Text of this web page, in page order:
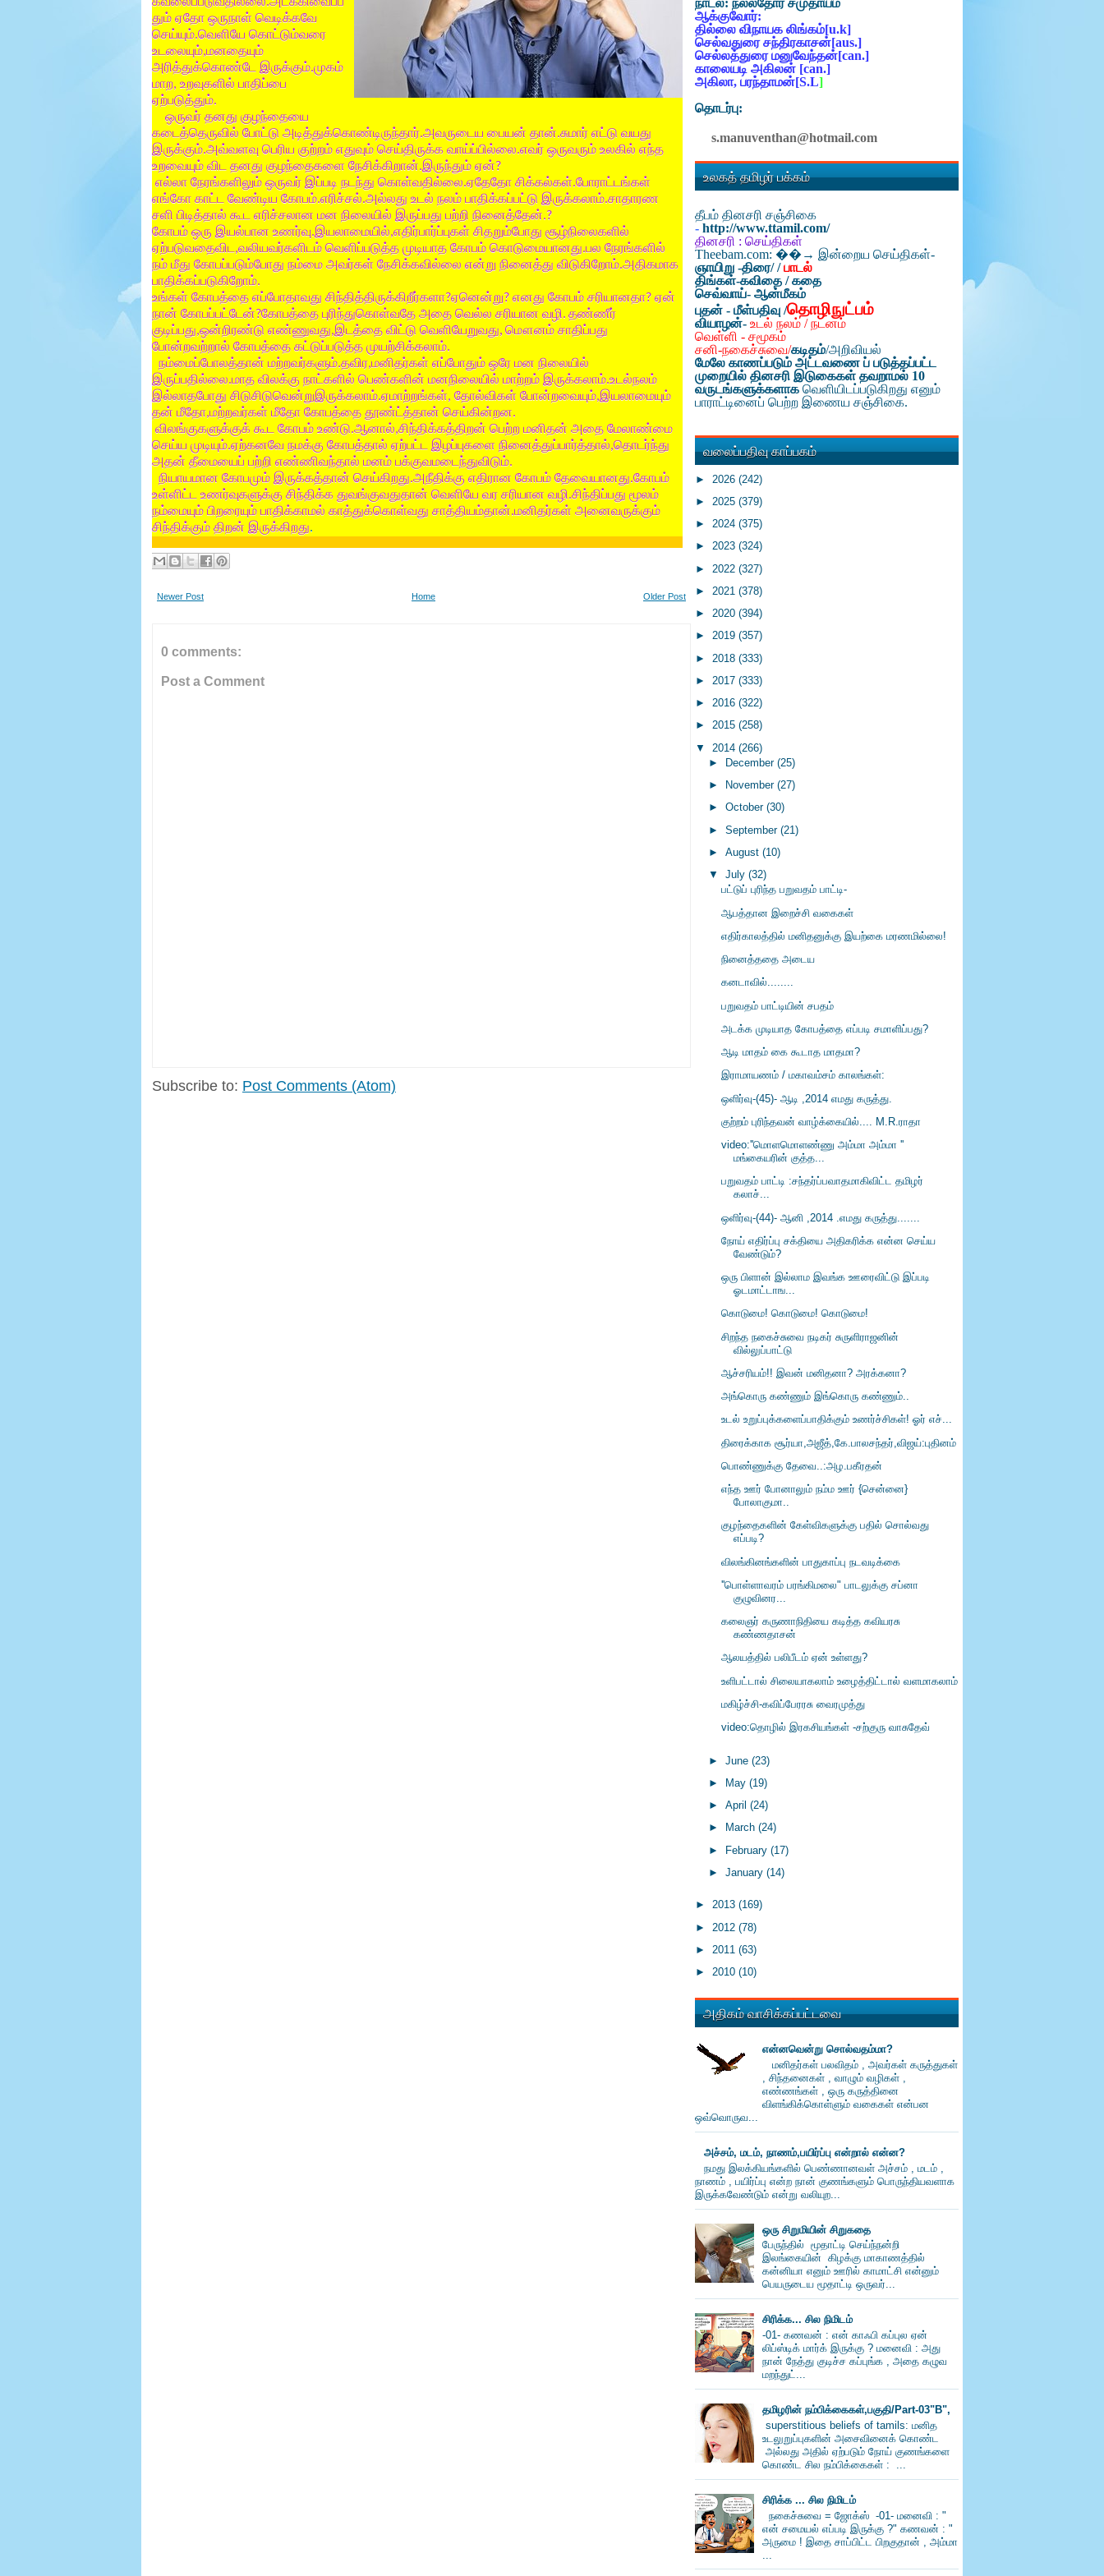
தும் ஏதோ ஒருநாள் வெடிக்கவே
செய்யும்.வெளியே கொட்டும்வரை
உடலையும்,மனதையும்
அரித்துக்கொண்டே
இருக்கும்.முகம்
மாற, உறவுகளில் பாதிப்பை
ஏற்படுத்தும்.
ஒருவர் தனது குழந்தையை
கடைத்தெருவில் போட்டு அடித்துக்கொண்டிருந்தார்.அவருடைய பையன் தான்.சுமார் எட்டு வயது
இருக்கும்.அவ்வளவு பெரிய குற்றம் எதுவும் செய்திருக்க வாய்ப்பில்லை.எவர் ஒருவரும் உலகில் எந்த
உறவையும் விட தனது குழந்தைகளை நேசிக்கிறான்.இருந்தும் ஏன்?
எல்லா நேரங்களிலும் ஒருவர் இப்படி நடந்து கொள்வதில்லை.ஏதேதோ சிக்கல்கள்.போராட்டங்கள்
எங்கோ காட்ட வேண்டிய கோபம்.எரிச்சல்.அல்லது உடல் நலம் பாதிக்கப்பட்டு இருக்கலாம்.சாதாரண
சளி பிடித்தால் கூட எரிச்சலான மன நிலையில் இருப்பது பற்றி நினைத்தேன்.?
கோபம் ஒரு இயல்பான உணர்வு.இயலாமையில்,எதிர்பார்ப்புகள் சிதறும்போது சூழ்நிலைகளில்
ஏற்படுவதைவிட ,வலியவர்களிடம் வெளிப்படுத்த முடியாத கோபம் கொடுமையானது.பல நேரங்களில்
நம் மீது கோபப்படும்போது நம்மை அவர்கள் நேசிக்கவில்லை என்று நினைத்து விடுகிறோம்.அதிகமாக
பாதிக்கப்படுகிறோம்.
உங்கள் கோபத்தை எப்போதாவது சிந்தித்திருக்கிறீர்களா?ஏனென்று? எனது கோபம் சரியானதா? ஏன்
நான் கோபப்பட்டேன்?கோபத்தை புரிந்துகொள்வதே அதை வெல்ல சரியான வழி. தண்ணீர்
குடிப்பது,ஒன்றிரண்டு எண்ணுவது,இடத்தை விட்டு வெளியேறுவது, மௌனம் சாதிப்பது
போன்றவற்றால் கோபத்தை கட்டுப்படுத்த முயற்சிக்கலாம்.
நம்மைப்போலத்தான் மற்றவர்களும்.தவிர,மனிதர்கள் எப்போதும் ஒரே மன நிலையில்
இருப்பதில்லை.மாத விலக்கு நாட்களில் பெண்களின் மனநிலையில் மாற்றம் இருக்கலாம்.உடல்நலம்
இல்லாதபோது சிடுசிடுவென்றுஇருக்கலாம்.ஏமாற்றங்கள், தோல்விகள் போன்றவையும்,இயலாமையும்
தன் மீதோ,மற்றவர்கள் மீதோ கோபத்தை தூண்ட்த்தான் செய்கின்றன.
விலங்குகளுக்குக் கூட கோபம் உண்டு.ஆனால்,சிந்திக்கத்திறன் பெற்ற மனிதன் அதை மேலாண்மை
செய்ய முடியும்.ஏற்கனவே நமக்கு கோபத்தால் ஏற்பட்ட இழப்புகளை நினைத்துப்பார்த்தால்,தொடர்ந்து
அதன் தீமையைப் பற்றி எண்ணிவந்தால் மனம் பக்குவமடைந்துவிடும்.
நியாயமான கோபமும் இருக்கத்தான் செய்கிறது.அநீதிக்கு எதிரான கோபம் தேவையானது.கோபம்
உள்ளிட்ட
உணர்வுகளுக்கு சிந்திக்க துவங்குவதுதான் வெளியே வர சரியான வழி.சிந்திப்பது மூலம்
நம்மையும் பிறரையும் பாதிக்காமல் காத்துக்கொள்வது சாத்தியம்தான்.மனிதர்கள் அனைவருக்கும்
சிந்திக்கும் திறன் இருக்கிறது.
Newer Post Older Post
Home
0 comments:
Post a Comment
Subscribe to: Post Comments (Atom)
நாடல்: நல்லதோர் சமுதாயம்
ஆக்குவோர்:
தில்லை விநாயக லிங்கம்[u.k]
செல்வதுரை சந்திரகாசன்[aus.]
செல்லத்துரை மனுவேந்தன்[can.]
காலையடி அகிலன் [can.]
அகிலா, பரந்தாமன்[S.L]
தொடர்பு:
s.manuventhan@hotmail.com
உலகத் தமிழர் பக்கம்
தீபம் தினசரி சஞ்சிகை
- http://www.ttamil.com/
தினசரி : செய்திகள்
Theebam.com: ��→ இன்றைய செய்திகள்-
ஞாயிறு -திரை//பாடல்
திங்கள்-கவிதை / கதை
செவ்வாய்- ஆன்மீகம்
புதன் - மீள்பதிவு /தொழிநுட்பம்
வியாழன்- உடல் நலம் / நடனம்
வெள்ளி - சமூகம்
சனி-நகைச்சுவை/கடிதம்/அறிவியல்
மேலே காணப்படும் அட்டவணை ப் படுத்தப்பட்ட
முறையில் தினசரி இடுகைகள் தவறாமல் 10
வருடங்களுக்களாக வெளியிடப்படுகிறது எனும்
பாராட்டினைப் பெற்ற இணைய சஞ்சிகை.
வலைப்பதிவு காப்பகம்
► 2026 (242)
► 2025 (379)
► 2024 (375)
► 2023 (324)
► 2022 (327)
► 2021 (378)
► 2020 (394)
► 2019 (357)
► 2018 (333)
► 2017 (333)
► 2016 (322)
► 2015 (258)
▼ 2014 (266)
►
December (25)
►
November (27)
► October (30)
► September (21)
► August (10)
▼ July (32)
பட்டுப் புரிந்த பறுவதம் பாட்டி-
ஆபத்தான இறைச்சி வகைகள்
எதிர்காலத்தில் மனிதனுக்கு இயற்கை மரணமில்லை!
நினைத்ததை அடைய
கனடாவில்........
பறுவதம் பாட்டியின் சபதம்
அடக்க முடியாத கோபத்தை எப்படி சமாளிப்பது?
ஆடி மாதம் கை கூடாத மாதமா?
இராமாயணம் / மகாவம்சம் காலங்கள்:
ஒளிர்வு-(45)- ஆடி ,2014 எமது கருத்து.
குற்றம் புரிந்தவன் வாழ்க்கையில்.... M.R.ராதா
video:''மொளமொளண்ணு அம்மா அம்மா ''
மங்கையரின் குத்த...
பறுவதம் பாட்டி :சந்தர்ப்பவாதமாகிவிட்ட தமிழர்
கலாச்...
ஒளிர்வு-(44)- ஆனி ,2014 .எமது கருத்து.......
நோய் எதிர்ப்பு சக்தியை அதிகரிக்க என்ன செய்ய
வேண்டும்?
ஒரு பிளான் இல்லாம இவங்க ஊரைவிட்டு இப்படி
ஓடமாட்டாங...
கொடுமை! கொடுமை! கொடுமை!
சிறந்த நகைச்சுவை நடிகர் சுருளிராஜனின்
வில்லுப்பாட்டு
ஆச்சரியம்!! இவன் மனிதனா? அரக்கனா?
அங்கொரு கண்ணும் இங்கொரு கண்ணும்..
உடல் உறுப்புக்களைப்பாதிக்கும் உணர்ச்சிகள்! ஓர் எச்...
திரைக்காக சூர்யா,அஜீத்,கே.பாலசந்தர்,விஜய்:புதினம்
பொண்ணுக்கு தேவை..:அழ.பகீரதன்
எந்த ஊர் போனாலும் நம்ம ஊர் {சென்னை}
போலாகுமா..
குழந்தைகளின் கேள்விகளுக்கு பதில் சொல்வது
எப்படி?
விலங்கினங்களின் பாதுகாப்பு நடவடிக்கை
''பொள்ளாவரம் பரங்கிமலை" பாடலுக்கு சப்னா
குழுவினர...
கலைஞர் கருணாநிதியை கடித்த கவியரசு
கண்ணதாசன்
ஆலயத்தில் பலிபீடம் ஏன் உள்ளது?
உளிபட்டால் சிலையாகலாம் உழைத்திட்டால் வளமாகலாம்
மகிழ்ச்சி-கவிப்பேரரசு வைரமுத்து
video:தொழில் இரகசியங்கள் -சற்குரு வாசுதேவ்
► June (23)
►
May (19)
► April (24)
►
March (24)
► February (17)
► January (14)
► 2013 (169)
► 2012 (78)
► 2011 (63)
► 2010 (10)
அதிகம் வாசிக்கப்பட்டவை
என்னவென்று சொல்வதம்மா?
மனிதர்கள் பலவிதம் , அவர்கள் கருத்துகள்
, சிந்தனைகள் , வாழும் வழிகள் ,
எண்ணங்கள் , ஒரு கருத்தினை
விளங்கிக்கொள்ளும் வகைகள் என்பன
ஒவ்வொருவ...
அச்சம், மடம், நாணம்,பயிர்ப்பு என்றால் என்ன?
நமது இலக்கியங்களில் பெண்ணானவள் அச்சம் , மடம் ,
நாணம் , பயிர்ப்பு என்ற நான் குணங்களும் பொருந்தியவளாக
இருக்கவேண்டும் என்று வலியுற...
ஒரு சிறுமியின் சிறுகதை
பேருந்தில் மூதாட்டி செய்ந்நன்றி
இலங்கையின் கிழக்கு மாகாணத்தில்
கன்னியா எனும் ஊரில் காமாட்சி என்னும்
பெயருடைய மூதாட்டி ஒருவர்...
சிரிக்க... சில நிமிடம்
-01- கணவன் : என் காஃபி கப்புல ஏன்
லிப்ஸ்டிக் மார்க் இருக்கு ? மனைவி : அது
நான் நேத்து குடிச்ச கப்புங்க , அதை கழுவ
மறந்துட்...
தமிழரின் நம்பிக்கைகள்,பகுதி/Part-03"B",
superstitious beliefs of tamils: மனித
உடலுறுப்புகளின் அசைவினைக் கொண்ட
அல்லது அதில் ஏற்படும் நோய் குணங்களை
கொண்ட சில நம்பிக்கைகள் : ...
சிரிக்க ... சில நிமிடம்
நகைச்சுவை = ஜோக்ஸ் -01- மனைவி : "
என் சமையல் எப்படி இருக்கு ?" கணவன் : "
அருமை ! இதை சாப்பிட்ட பிறகுதான் , அம்மா